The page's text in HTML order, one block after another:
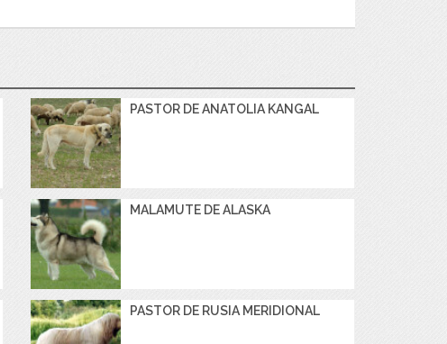
PASTOR DE ANATOLIA KANGAL
MALAMUTE DE ALASKA
PASTOR DE RUSIA MERIDIONAL